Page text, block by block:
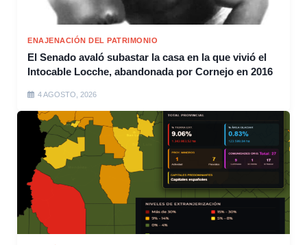
ENAJENACIÓN DEL PATRIMONIO
El Senado avaló subastar la casa en la que vivió el
Intocable Locche, abandonada por Cornejo en 2016
4 AGOSTO, 2026